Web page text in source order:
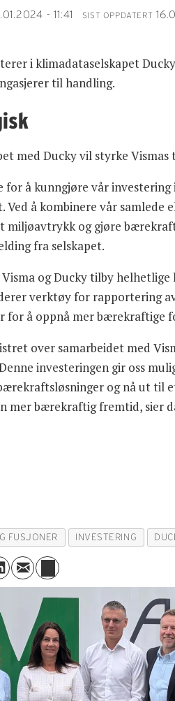
- 11:41 SIST OPPDATERT
i klimadataselskapet
til handling.
med Ducky vil styrke
for å kunngjøre vår
Ved å kombinere vår samlede
miljøavtrykk og gjøre
fra selskapet.
Visma og Ducky tilby
verktøy for rapportering
for å oppnå mer bærekraftige
over samarbeidet med
investeringen gir oss
og nå ut til
mer bærekraftig fremtid, sier
FUSJONER INVESTERING